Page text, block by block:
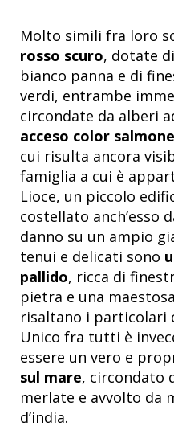
Molto simili fra loro
rosso scuro, dotate
bianco panna e di
verdi, entrambe
circondate da alberi
acceso color salmone
cui risulta ancora
famiglia a cui è
Lioce, un piccolo
costellato anch’esso
danno su un ampio
tenui e delicati sono
pallido, ricca di
pietra e una
risaltano i particolari
Unico fra tutti è
essere un vero e
sul mare, circondato
merlate e avvolto da
d’india.